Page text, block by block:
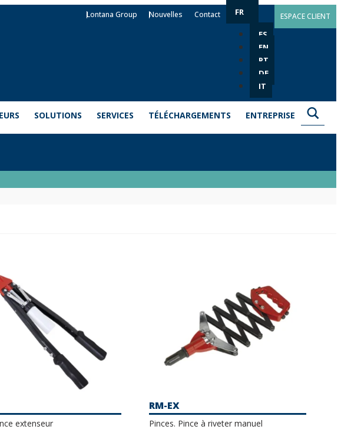
Lontana Group Nouvelles Contact FR
ES
EN
PT
DE
IT
ESPACE CLIENT
SOLUTIONS SERVICES TÉLÉCHARGEMENTS ENTREPRISE
extenseur
RM-EX
Pinces. Pince à riveter manuel